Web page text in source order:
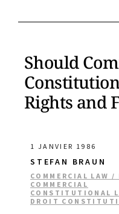
Should
Rights and
1 JANVIER 1986
STEFAN BRAUN
COMMERCIAL LAW /
COMMERCIAL
CONSTITUTIONAL
DROIT